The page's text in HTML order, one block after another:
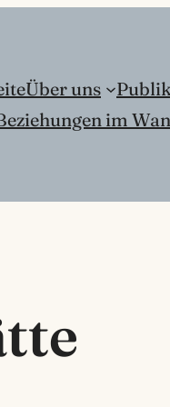
Über uns
im